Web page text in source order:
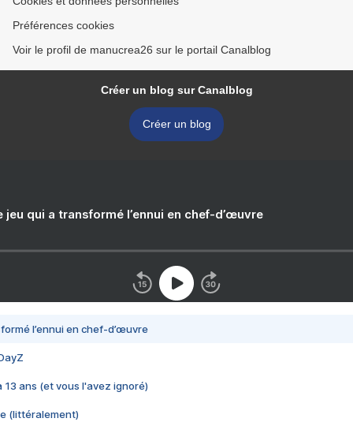
Préférences cookies
Voir le profil de manucrea26 sur le portail Canalblog
Créer un blog sur Canalblog
Créer un blog
jeu qui a transformé l’ennui en chef-d’œuvre
l’ennui en chef-d’œuvre
13 ans (et vous l'avez ignoré)
(littéralement)